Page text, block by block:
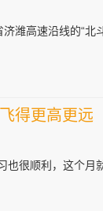
潍高速沿线的“
得更高更远
也很顺利，这个